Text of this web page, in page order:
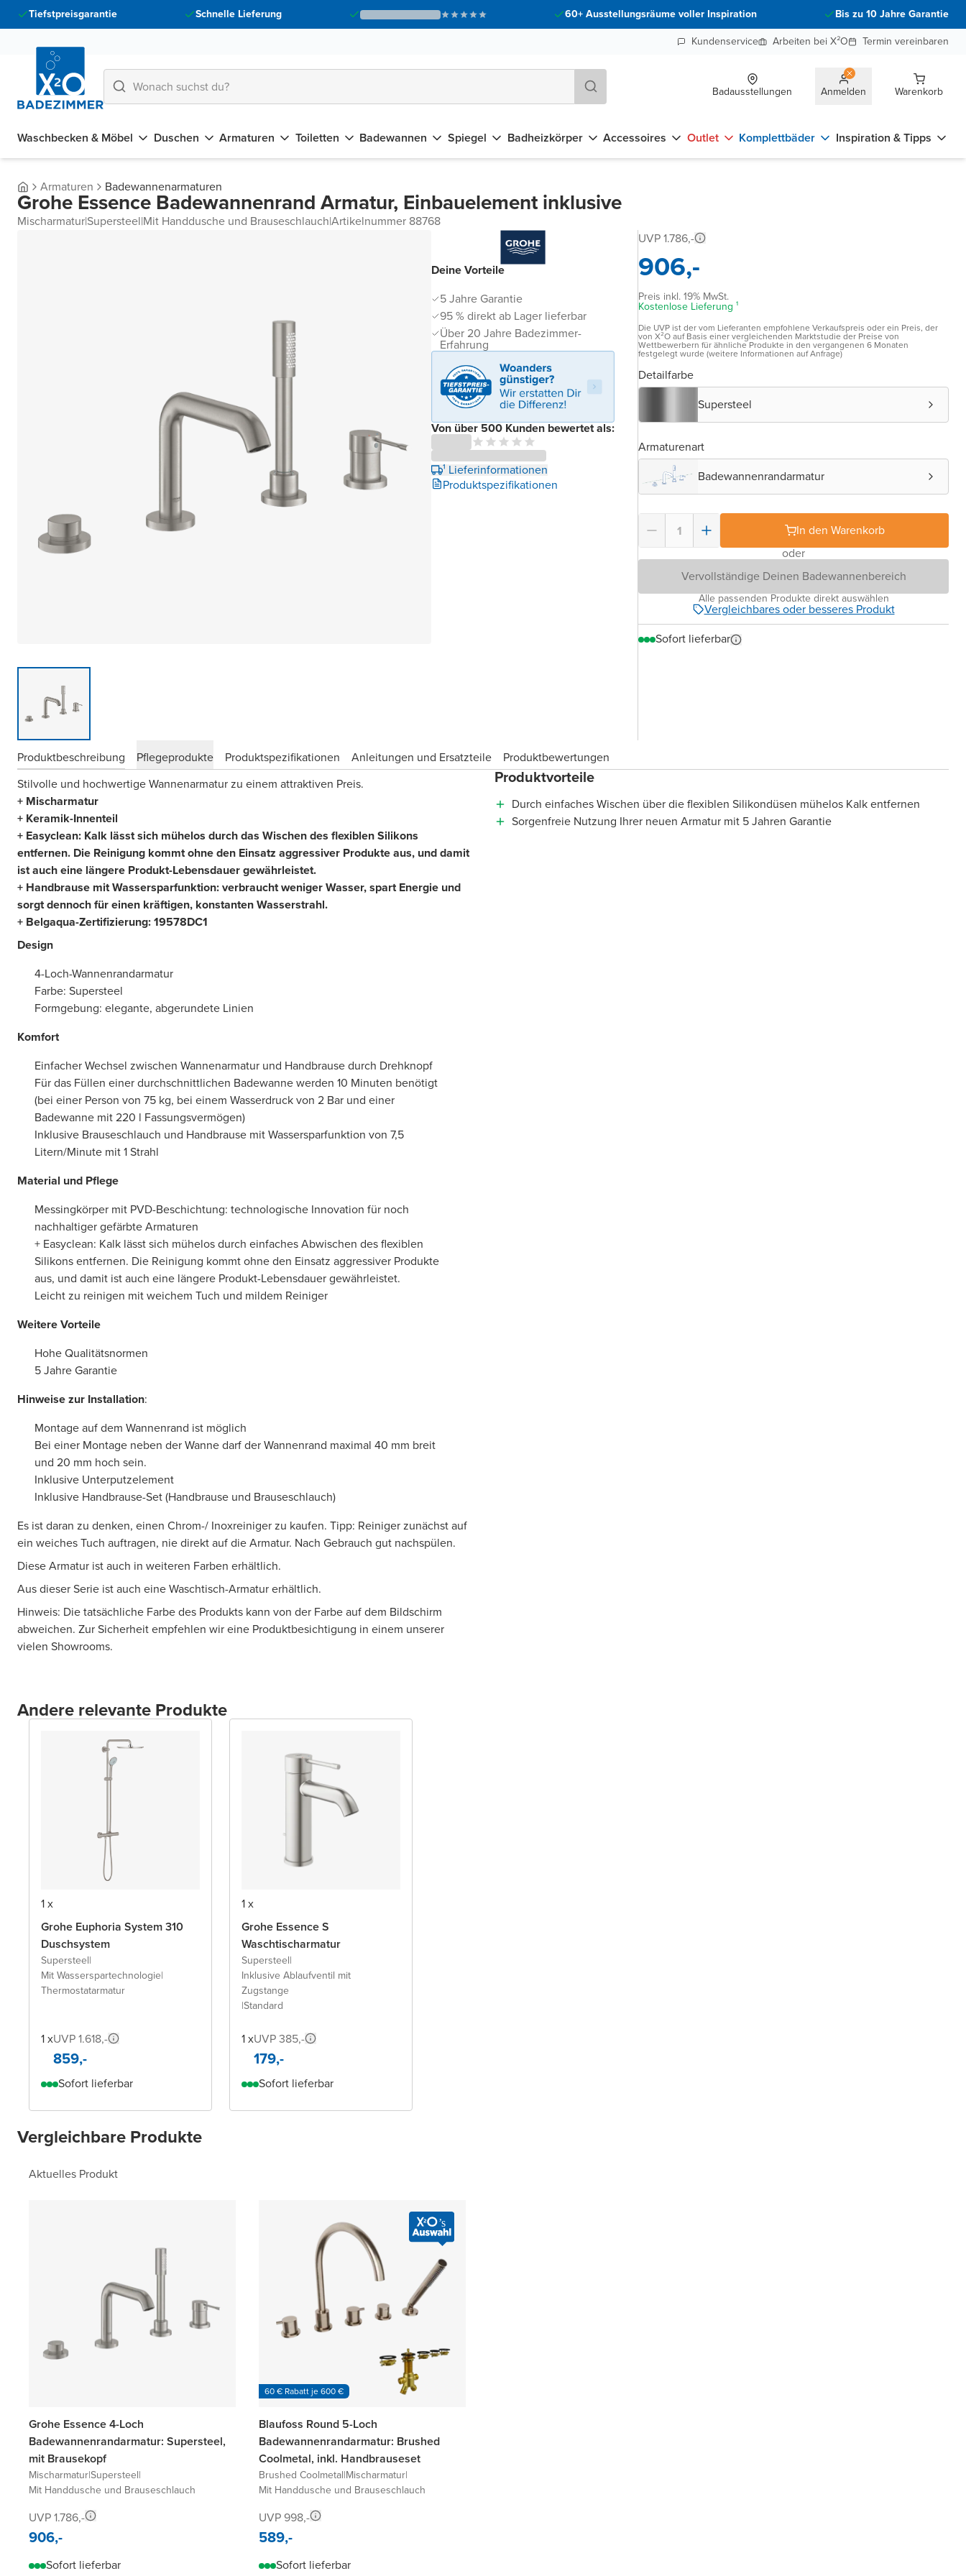
Tiefstpreisgarantie Schnelle Lieferung 60+ Ausstellungsräume voller Inspiration
Bis zu 10 Jahre Garantie
Kundenservice
Arbeiten bei X²O Termin vereinbaren
Badausstellungen Anmelden Warenkorb
Waschbecken & Möbel Duschen Armaturen Toiletten Badewannen Spiegel Badheizkörper Accessoires Outlet Komplettbäder Inspiration & Tipps
Armaturen Badewannenarmaturen
Grohe Essence Badewannenrand Armatur, Einbauelement inklusive
Mischarmatur|Supersteel|Mit Handdusche und Brauseschlauch|Artikelnummer 88768
Deine Vorteile
5 Jahre Garantie
95 % direkt ab Lager lieferbar
Über 20 Jahre Badezimmer-
Erfahrung
Von über 500 Kunden bewertet als:
¹ Lieferinformationen
Produktspezifikationen
UVP 1.786,-
906,-
Preis inkl. 19% MwSt.
Kostenlose Lieferung ¹
Die UVP ist der vom Lieferanten empfohlene Verkaufspreis oder ein Preis, der
von X²O auf Basis einer vergleichenden Marktstudie der Preise von
Wettbewerbern für ähnliche Produkte in den vergangenen 6 Monaten
festgelegt wurde (weitere Informationen auf Anfrage)
Detailfarbe
Supersteel
Armaturenart
Badewannenrandarmatur
In den Warenkorb
oder
Vervollständige Deinen Badewannenbereich
Alle passenden Produkte direkt auswählen
Vergleichbares oder besseres Produkt
Sofort lieferbar
Produktbeschreibung Pflegeprodukte Produktspezifikationen Anleitungen und Ersatzteile
Produktbewertungen
Stilvolle und hochwertige Wannenarmatur zu einem attraktiven Preis.
+ Mischarmatur
+ Keramik-Innenteil
+ Easyclean: Kalk lässt sich mühelos durch das Wischen des flexiblen Silikons
entfernen. Die Reinigung kommt ohne den Einsatz aggressiver Produkte aus, und damit
ist auch eine längere Produkt-Lebensdauer gewährleistet.
+ Handbrause mit Wassersparfunktion: verbraucht weniger Wasser, spart Energie und
sorgt dennoch für einen kräftigen, konstanten Wasserstrahl.
+ Belgaqua-Zertifizierung: 19578DC1
Design
4-Loch-Wannenrandarmatur
Farbe: Supersteel
Formgebung: elegante, abgerundete Linien
Komfort
Einfacher Wechsel zwischen Wannenarmatur und Handbrause durch Drehknopf
Für das Füllen einer durchschnittlichen Badewanne werden 10 Minuten benötigt
(bei einer Person von 75 kg, bei einem Wasserdruck von 2 Bar und einer
Badewanne mit 220 l Fassungsvermögen)
Inklusive Brauseschlauch und Handbrause mit Wassersparfunktion von 7,5
Litern/Minute mit 1 Strahl
Material und Pflege
Messingkörper mit PVD-Beschichtung: technologische Innovation für noch
nachhaltiger gefärbte Armaturen
+ Easyclean: Kalk lässt sich mühelos durch einfaches Abwischen des flexiblen
Silikons entfernen. Die Reinigung kommt ohne den Einsatz aggressiver Produkte
aus, und damit ist auch eine längere Produkt-Lebensdauer gewährleistet.
Leicht zu reinigen mit weichem Tuch und mildem Reiniger
Weitere Vorteile
Hohe Qualitätsnormen
5 Jahre Garantie
Hinweise zur Installation:
Montage auf dem Wannenrand ist möglich
Bei einer Montage neben der Wanne darf der Wannenrand maximal 40 mm breit
und 20 mm hoch sein.
Inklusive Unterputzelement
Inklusive Handbrause-Set (Handbrause und Brauseschlauch)
Es ist daran zu denken, einen Chrom-/ Inoxreiniger zu kaufen. Tipp: Reiniger zunächst auf
ein weiches Tuch auftragen, nie direkt auf die Armatur. Nach Gebrauch gut nachspülen.
Diese Armatur ist auch in weiteren Farben erhältlich.
Aus dieser Serie ist auch eine Waschtisch-Armatur erhältlich.
Hinweis: Die tatsächliche Farbe des Produkts kann von der Farbe auf dem Bildschirm
abweichen. Zur Sicherheit empfehlen wir eine Produktbesichtigung in einem unserer
vielen Showrooms.
Produktvorteile
Durch einfaches Wischen über die flexiblen Silikondüsen mühelos Kalk entfernen
Sorgenfreie Nutzung Ihrer neuen Armatur mit 5 Jahren Garantie
Andere relevante Produkte
1 x
Grohe Euphoria System 310
Duschsystem
Supersteel|
Mit Wasserspartechnologie|
Thermostatarmatur
1 xUVP 1.618,-
859,-
Sofort lieferbar
1 x
Grohe Essence S
Waschtischarmatur
Supersteel|
Inklusive Ablaufventil mit
Zugstange
|Standard
1 xUVP 385,-
179,-
Sofort lieferbar
Vergleichbare Produkte
Aktuelles Produkt
Grohe Essence 4-Loch
Badewannenrandarmatur: Supersteel,
mit Brausekopf
Mischarmatur|Supersteel|
Mit Handdusche und Brauseschlauch
UVP 1.786,-
906,-
Sofort lieferbar
60 € Rabatt je 600 €
Blaufoss Round 5-Loch
Badewannenrandarmatur: Brushed
Coolmetal, inkl. Handbrauseset
Brushed Coolmetal|Mischarmatur|
Mit Handdusche und Brauseschlauch
UVP 998,-
589,-
Sofort lieferbar